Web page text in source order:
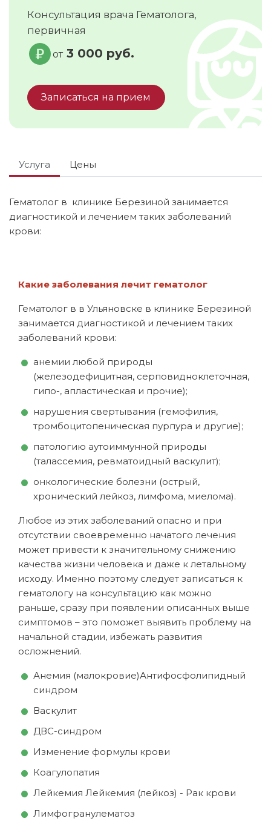
Консультация врача Гематолога,
первичная
от3 000 руб.
Записаться на прием
Услуга Цены
Гематолог в клинике Березиной занимается
диагностикой и лечением таких заболеваний
крови:
Какие заболевания лечит гематолог
Гематолог в в Ульяновске в клинике Березиной
занимается диагностикой и лечением таких
заболеваний крови:
анемии любой природы
(железодефицитная, серповидноклеточная,
гипо-, апластическая и прочие);
нарушения свертывания (гемофилия,
тромбоцитопеническая пурпура и другие);
патологию аутоиммунной природы
(талассемия, ревматоидный васкулит);
онкологические болезни (острый,
хронический лейкоз, лимфома, миелома).
Любое из этих заболеваний опасно и при
отсутствии своевременно начатого лечения
может привести к значительному снижению
качества жизни человека и даже к летальному
исходу. Именно поэтому следует записаться к
гематологу на консультацию как можно
раньше, сразу при появлении описанных выше
симптомов – это поможет выявить проблему на
начальной стадии, избежать развития
осложнений.
Анемия (малокровие)Антифосфолипидный
синдром
Васкулит
ДВС-синдром
Изменение формулы крови
Коагулопатия
Лейкемия Лейкемия (лейкоз) - Рак крови
Лимфогранулематоз